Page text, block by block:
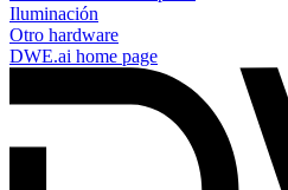
Iluminación
Otro hardware
DWE.ai home page